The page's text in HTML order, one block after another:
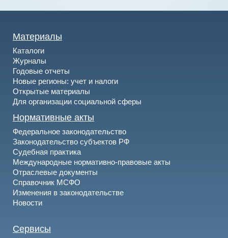
Материалы
Каталоги
Журналы
Годовые отчеты
Новые регионы: учет и налоги
Открытые материалы
Для организации социальной сферы
Нормативные акты
Федеральное законодательство
Законодательство субъектов РФ
Судебная практика
Международные нормативно-правовые акты
Отраслевые документы
Справочник МСФО
Изменения в законодательстве
Новости
Сервисы